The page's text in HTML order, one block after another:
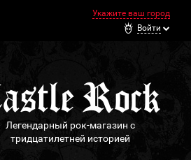
Укажите ваш город
Войти
Легендарный рок-магазин с
тридцатилетней историей